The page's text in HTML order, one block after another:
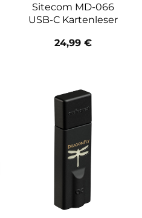
Sitecom MD-066
USB-C Kartenleser
24,99 €